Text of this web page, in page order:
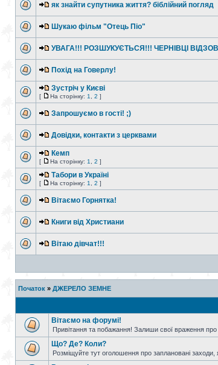
як знайти супутника життя? біблійний погляд
Шукаю фільм "Отець Піо"
УВАГА!!! РОЗШУКУЄТЬСЯ!!! ЧЕРНІВЦІ
Похід на Говерлу!
Зустріч у Києві
[ На сторінку: 1 2 ]
Запрошуємо в гості! ;)
Довідки, контакти з церквами
Кемп
[ На сторінку: 1 2 ]
Табори в Україні
[ На сторінку: 1 2 ]
Вітаємо Горнятка!
Книги від Христиани
Вітаю дівчат!!!
Початок » ДЖЕРЕЛО ЗЕМНЕ
Вітаємо на форумі!
Привітання та побажання! Залиши свої враження
Що? Де? Коли?
Розміщуйте тут оголошення про заплановані заходи,